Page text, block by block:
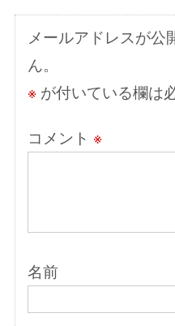
シ
ョ
ン
メールアドレスが公
ん。
※が付いている欄は
コメント ※
名前